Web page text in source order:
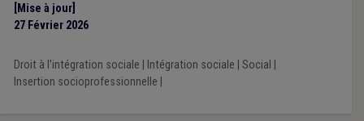
[Mise à jour]
27 Février 2026
Droit à l'intégration sociale Intégration sociale Social
Insertion socioprofessionnelle